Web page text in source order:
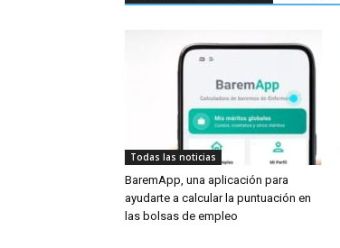
Todas las noticias
BaremApp, una aplicación para
ayudarte a calcular la puntuación en
las bolsas de empleo